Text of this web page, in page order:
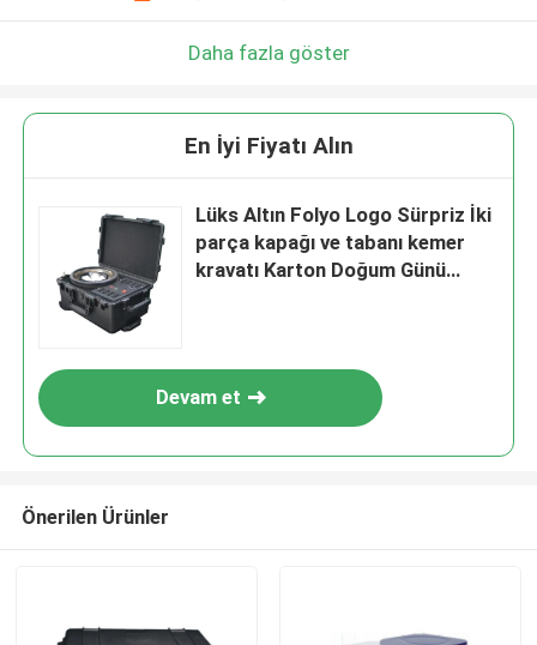
Daha fazla göster
En İyi Fiyatı Alın
Lüks Altın Folyo Logo Sürpriz İki
parça kapağı ve tabanı kemer
kravatı Karton Doğum Günü
Devam et
Önerilen Ürünler